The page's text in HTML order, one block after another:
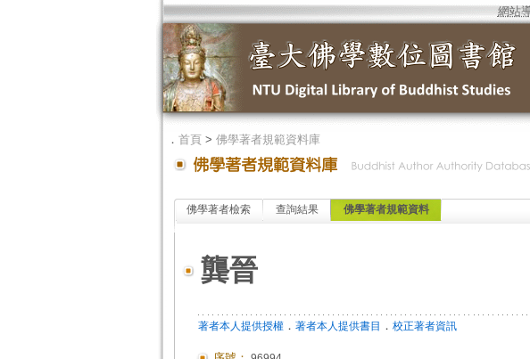
網站
． 首頁> 佛學著者規範資料庫
佛學著者檢索 查詢結果 佛學著者規範資料
龔晉
著者本人提供授權． 著者本人提供書目 ． 校正著者資訊